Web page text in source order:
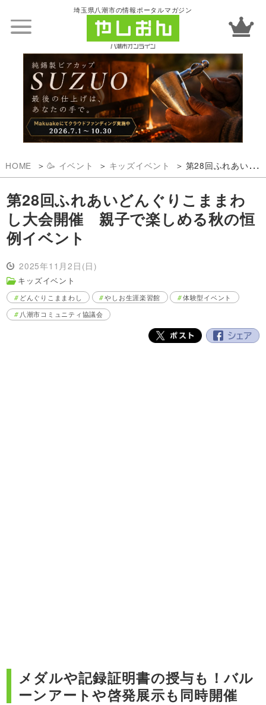
埼玉県八潮市の情報ポータルマガジン
HOME 🥳 イベント キッズイベント 第28回ふれあいどんぐりこままわし大会開催 親子で楽しめる秋の恒例イベント
第28回ふれあいどんぐりこままわ
し大会開催 親子で楽しめる秋の恒
例イベント
2025年11月2日(日)
キッズイベント
どんぐりこままわし やしお生涯楽習館
体験型イベント
八潮市コミュニティ協議会
メダルや記録証明書の授与も！バル
ーンアートや啓発展示も同時開催